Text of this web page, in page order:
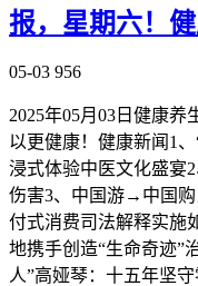
报，星期六！
05-03 956
2025年05月03日健康
以更健康！健康新闻1
浸式体验中医文化盛宴
伤害3、中国游→中国购
付式消费司法解释实施
地携手创造“生命奇迹”
人”高娅琴：十五年坚